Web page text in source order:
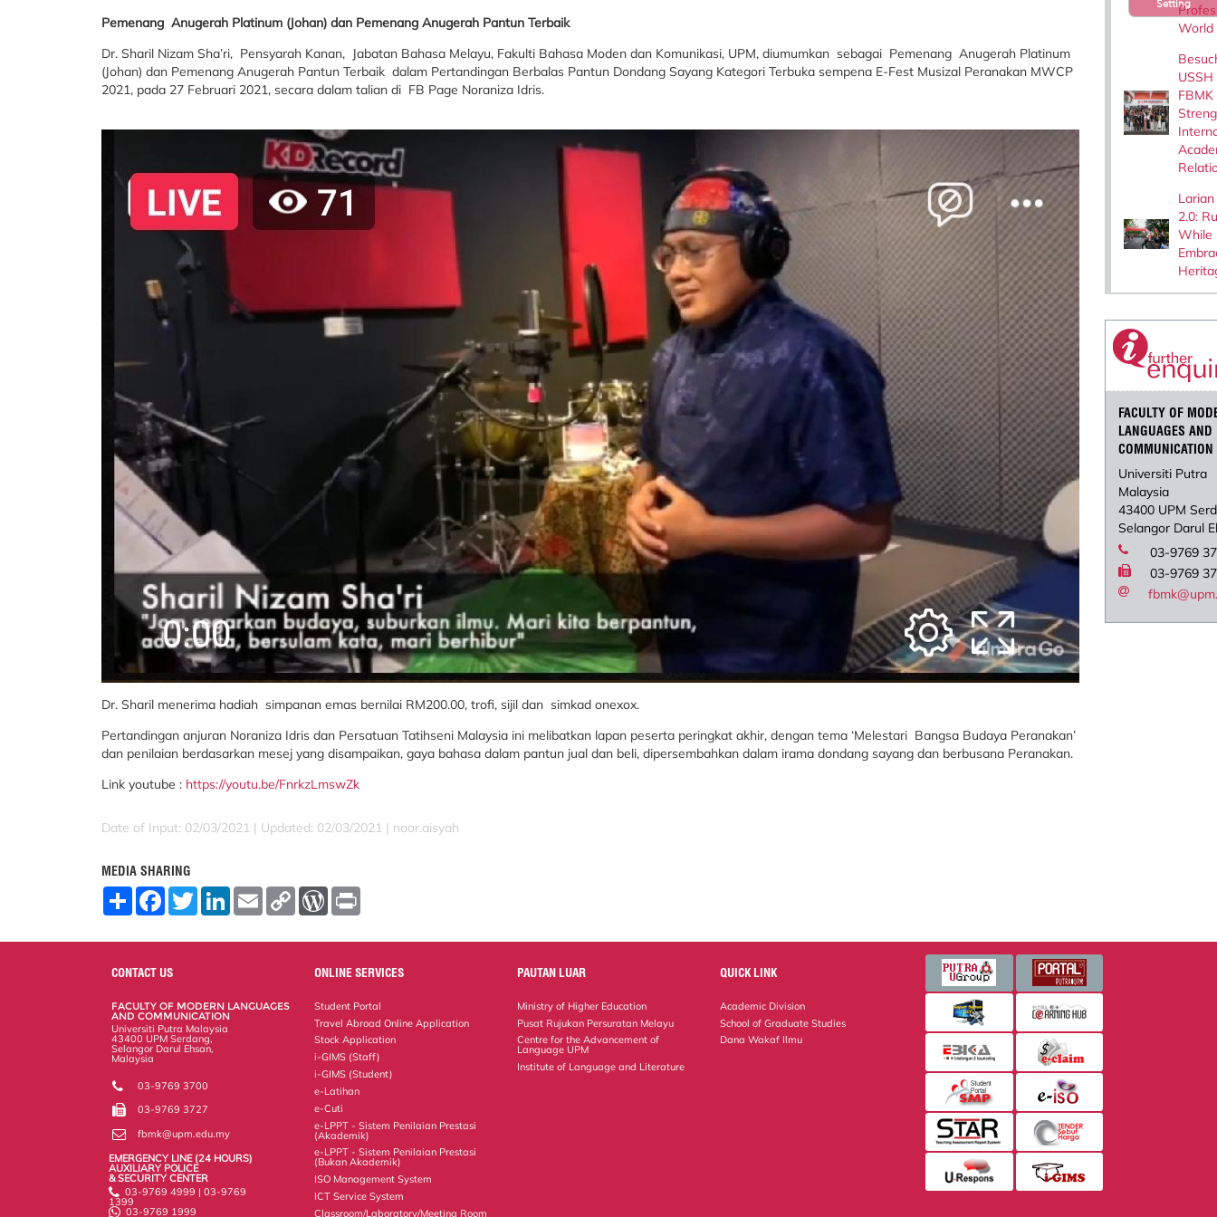
Setting
Pemenang Anugerah Platinum (Johan) dan Pemenang Anugerah Pantun Terbaik
Dr. Sharil Nizam Sha’ri, Pensyarah Kanan, Jabatan Bahasa Melayu, Fakulti Bahasa Moden dan Komunikasi, UPM, diumumkan sebagai Pemenang Anugerah Platinum
(Johan) dan Pemenang Anugerah Pantun Terbaik dalam Pertandingan Berbalas Pantun Dondang Sayang Kategori Terbuka sempena E-Fest Musizal Peranakan MWCP
2021, pada 27 Februari 2021, secara dalam talian di FB Page Noraniza Idris.
Dr. Sharil menerima hadiah simpanan emas bernilai RM200.00, trofi, sijil dan simkad onexox.
Pertandingan anjuran Noraniza Idris dan Persatuan Tatihseni Malaysia ini melibatkan lapan peserta peringkat akhir, dengan tema ‘Melestari Bangsa Budaya Peranakan’
dan penilaian berdasarkan mesej yang disampaikan, gaya bahasa dalam pantun jual dan beli, dipersembahkan dalam irama dondang sayang dan berbusana Peranakan.
Link youtube : https://youtu.be/FnrkzLmswZk
Date of Input: 02/03/2021 | Updated: 02/03/2021 | noor.aisyah
MEDIA SHARING
S
F
o
o
T
w
L
E
m
C
W
r
e
s
World
FBMK
2.0:
While
FACULTY OF
LANGUAGES AND
COMMUNICATION
Universiti Putra
Malaysia
43400 UPM
Selangor Darul
03-9769
03-9769
CONTACT US
FACULTY OF MODERN LANGUAGES
AND COMMUNICATION
Universiti Putra Malaysia
43400 UPM Serdang,
Selangor Darul Ehsan,
Malaysia
03-9769 3700
03-9769 3727
fbmk@upm.edu.my
EMERGENCY LINE (24 HOURS)
AUXILIARY POLICE
& SECURITY CENTER
03-9769 4999 | 03-9769
1399
03-9769 1999
ONLINE SERVICES
Student Portal
Travel Abroad Online Application
Stock Application
i-GIMS (Staff)
i-GIMS (Student)
e-Latihan
e-Cuti
e-LPPT - Sistem Penilaian Prestasi
(Akademik)
e-LPPT - Sistem Penilaian Prestasi
(Bukan Akademik)
ISO Management System
ICT Service System
Classroom/Laboratory/Meeting Room
PAUTAN LUAR
Ministry of Higher Education
Pusat Rujukan Persuratan Melayu
Centre for the Advancement of
Language UPM
Institute of Language and Literature
QUICK LINK
Academic Division
School of Graduate Studies
Dana Wakaf Ilmu